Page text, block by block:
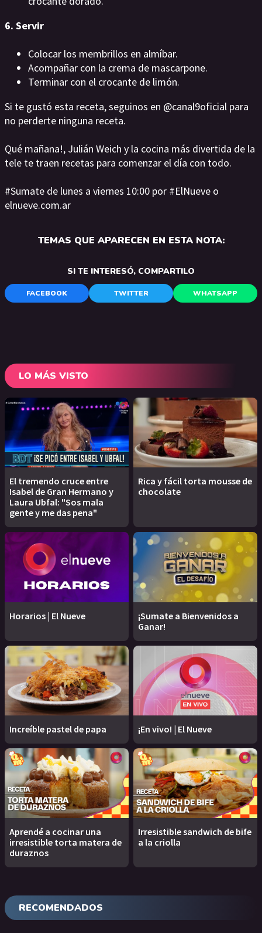
6. Servir
Colocar los membrillos en almíbar.
Acompañar con la crema de mascarpone.
Terminar con el crocante de limón.
Si te gustó esta receta, seguinos en @canal9oficial para
no perderte ninguna receta.
Qué mañana!, Julián Weich y la cocina más divertida de la
tele te traen recetas para comenzar el día con todo.
#Sumate de lunes a viernes 10:00 por #ElNueve o
elnueve.com.ar
TEMAS QUE APARECEN EN ESTA NOTA:
SI TE INTERESÓ, COMPARTILO
FACEBOOK TWITTER WHATSAPP
LO MÁS VISTO
El tremendo cruce entre
Isabel de Gran Hermano y
Laura Ubfal: "Sos mala
gente y me das pena"
Rica y fácil torta mousse de
chocolate
Horarios | El Nueve
¡Sumate a Bienvenidos a
Ganar!
Increíble pastel de papa ¡En vivo! | El Nueve
Aprendé a cocinar una
irresistible torta matera de
duraznos
Irresistible sandwich de bife
a la criolla
RECOMENDADOS